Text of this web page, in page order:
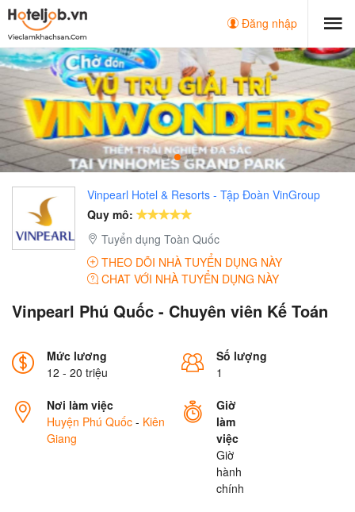
Đăng nhập
Vinpearl Hotel & Resorts - Tập Đoàn VinGroup
Quy mô:
Tuyển dụng Toàn Quốc
THEO DÕI NHÀ TUYỂN DỤNG NÀY
CHAT VỚI NHÀ TUYỂN DỤNG NÀY
Vinpearl Phú Quốc - Chuyên viên Kế Toán
Mức lương
12 - 20 triệu
Số lượng
1
Nơi làm việc
Huyện Phú Quốc - Kiên
Giang
Giờ
làm
việc
Giờ
hành
chính